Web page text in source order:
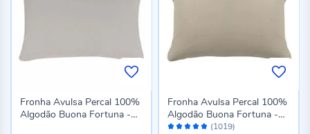
Fronha Avulsa Percal 100%
Algodão Buona Fortuna -
Avaliação: (1019)
Fronha Avulsa Percal 100%
Algodão Buona Fortuna -
Cru Liso Novo